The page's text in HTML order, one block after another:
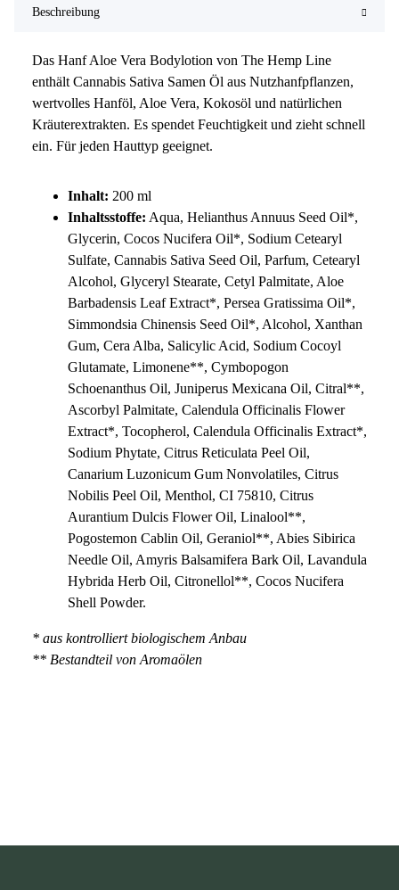
Beschreibung
Das Hanf Aloe Vera Bodylotion von The Hemp Line
enthält Cannabis Sativa Samen Öl aus Nutzhanfpflanzen,
wertvolles Hanföl, Aloe Vera, Kokosöl und natürlichen
Kräuterextrakten. Es spendet Feuchtigkeit und zieht schnell
ein. Für jeden Hauttyp geeignet.
Inhalt: 200 ml
Inhaltsstoffe: Aqua, Helianthus Annuus Seed Oil*,
Glycerin, Cocos Nucifera Oil*, Sodium Cetearyl
Sulfate, Cannabis Sativa Seed Oil, Parfum, Cetearyl
Alcohol, Glyceryl Stearate, Cetyl Palmitate, Aloe
Barbadensis Leaf Extract*, Persea Gratissima Oil*,
Simmondsia Chinensis Seed Oil*, Alcohol, Xanthan
Gum, Cera Alba, Salicylic Acid, Sodium Cocoyl
Glutamate, Limonene**, Cymbopogon
Schoenanthus Oil, Juniperus Mexicana Oil, Citral**,
Ascorbyl Palmitate, Calendula Officinalis Flower
Extract*, Tocopherol, Calendula Officinalis Extract*,
Sodium Phytate, Citrus Reticulata Peel Oil,
Canarium Luzonicum Gum Nonvolatiles, Citrus
Nobilis Peel Oil, Menthol, CI 75810, Citrus
Aurantium Dulcis Flower Oil, Linalool**,
Pogostemon Cablin Oil, Geraniol**, Abies Sibirica
Needle Oil, Amyris Balsamifera Bark Oil, Lavandula
Hybrida Herb Oil, Citronellol**, Cocos Nucifera
Shell Powder.
* aus kontrolliert biologischem Anbau
** Bestandteil von Aromaölen